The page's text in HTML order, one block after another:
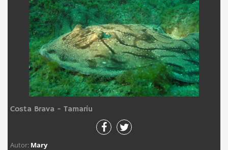
Costa Brava - Tamariu
Autor: Mary